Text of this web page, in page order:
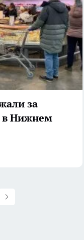
за
в Нижнем